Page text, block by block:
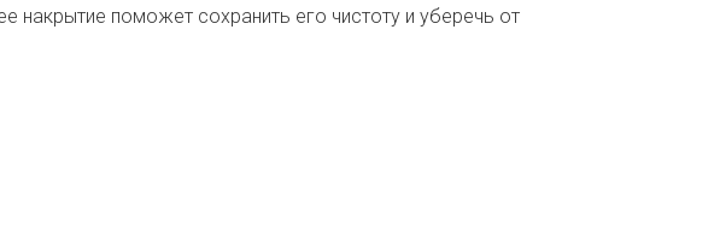
поможет сохранить его чистоту и уберечь от